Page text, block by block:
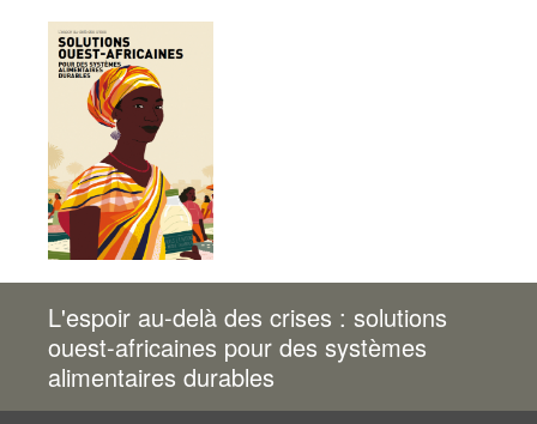
L'espoir au-delà des crises : solutions
ouest-africaines pour des systèmes
alimentaires durables